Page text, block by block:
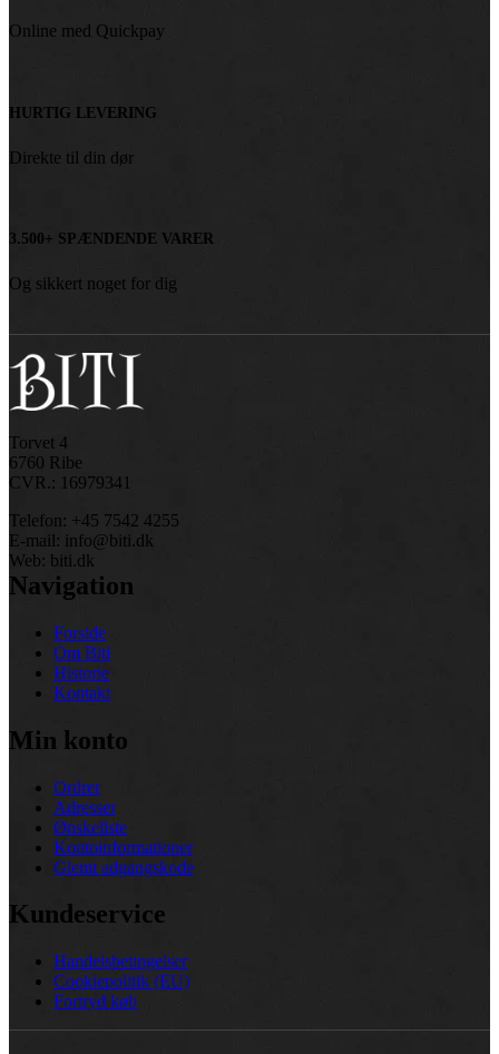
Online med Quickpay
HURTIG LEVERING
Direkte til din dør
3.500+ SPÆNDENDE VARER
Og sikkert noget for dig
Torvet 4
6760 Ribe
CVR.: 16979341
Telefon: +45 7542 4255
E-mail: info@biti.dk
Web: biti.dk
Navigation
Forside
Om Biti
Historie
Kontakt
Min konto
Ordrer
Adresser
Ønskeliste
Kontoinformationer
Glemt adgangskode
Kundeservice
Handelsbetingelser
Cookiepolitik (EU)
Fortryd køb